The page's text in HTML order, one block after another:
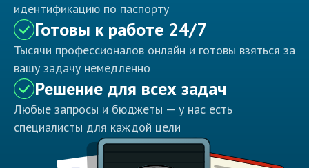
идентификацию по паспорту
Готовы к работе 24/7
Тысячи профессионалов онлайн и готовы взяться за
вашу задачу немедленно
Решение для всех задач
Любые запросы и бюджеты — у нас есть
специалисты для каждой цели